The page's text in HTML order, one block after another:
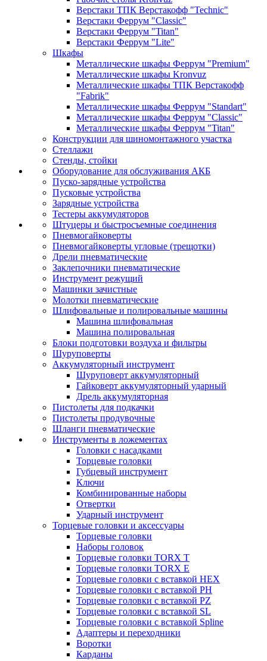
Верстаки ТПК Верстакофф "Technic"
Верстаки Феррум "Classic"
Верстаки Феррум "Titan"
Верстаки Феррум "Lite"
Шкафы
Металлические шкафы Феррум "Premium"
Металлические шкафы Kronvuz
Металлические шкафы ТПК Верстакофф
"Fabrik"
Металлические шкафы Феррум "Standart"
Металлические шкафы Феррум "Classic"
Металлические шкафы Феррум "Titan"
Конструкции для шиномонтажного участка
Стеллажи
Стенды, стойки
Оборудование для обслуживания АКБ
Пуско-зарядные устройства
Пусковые устройства
Зарядные устройства
Тестеры аккумуляторов
Штуцеры и быстросъемные соединения
Пневмогайковерты
Пневмогайковерты угловые (трещотки)
Дрели пневматические
Заклепочники пневматические
Инструмент режущий
Машинки зачистные
Молотки пневматические
Шлифовальные и полировальные машины
Машина шлифовальная
Машина полировальная
Блоки подготовки воздуха и фильтры
Шуруповерты
Аккумуляторный инструмент
Шуруповерт аккумуляторный
Гайковерт аккумуляторный ударный
Дрель аккумуляторная
Пистолеты для подкачки
Пистолеты продувочные
Шланги пневматические
Инструменты в ложементах
Головки с насадками
Торцевые головки
Губцевый инструмент
Ключи
Комбинированные наборы
Отвертки
Ударный инструмент
Торцевые головки и аксессуары
Торцевые головки
Наборы головок
Торцевые головки TORX T
Торцевые головки TORX Е
Торцевые головки с вставкой HEX
Торцевые головки с вставкой PH
Торцевые головки с вставкой PZ
Торцевые головки с вставкой SL
Торцевые головки с вставкой Spline
Адаптеры и переходники
Воротки
Карданы